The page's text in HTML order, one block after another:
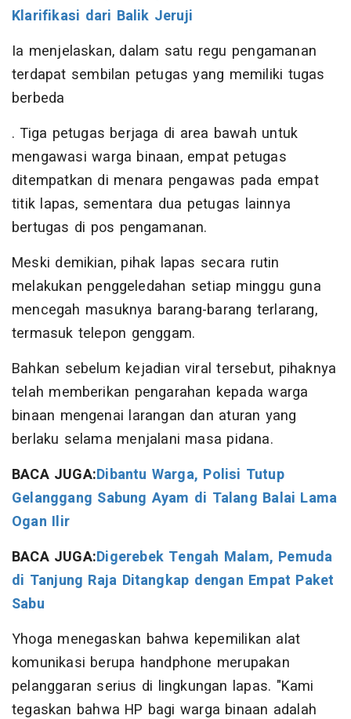
Klarifikasi dari Balik Jeruji
Ia menjelaskan, dalam satu regu pengamanan
terdapat sembilan petugas yang memiliki tugas
berbeda
. Tiga petugas berjaga di area bawah untuk
mengawasi warga binaan, empat petugas
ditempatkan di menara pengawas pada empat
titik lapas, sementara dua petugas lainnya
bertugas di pos pengamanan.
Meski demikian, pihak lapas secara rutin
melakukan penggeledahan setiap minggu guna
mencegah masuknya barang-barang terlarang,
termasuk telepon genggam.
Bahkan sebelum kejadian viral tersebut, pihaknya
telah memberikan pengarahan kepada warga
binaan mengenai larangan dan aturan yang
berlaku selama menjalani masa pidana.
BACA JUGA:Dibantu Warga, Polisi Tutup
Gelanggang Sabung Ayam di Talang Balai Lama
Ogan Ilir
BACA JUGA:Digerebek Tengah Malam, Pemuda
di Tanjung Raja Ditangkap dengan Empat Paket
Sabu
Yhoga menegaskan bahwa kepemilikan alat
komunikasi berupa handphone merupakan
pelanggaran serius di lingkungan lapas. "Kami
tegaskan bahwa HP bagi warga binaan adalah